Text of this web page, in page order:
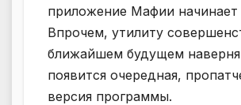
приложение Мафии начинает
Впрочем, утилиту
ближайшем будущем
появится очередная,
версия программы.